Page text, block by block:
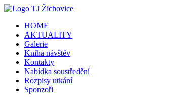
HOME
AKTUALITY
Galerie
Kniha návštěv
Kontakty
Nabídka soustředění
Rozpisy utkání
Sponzoři